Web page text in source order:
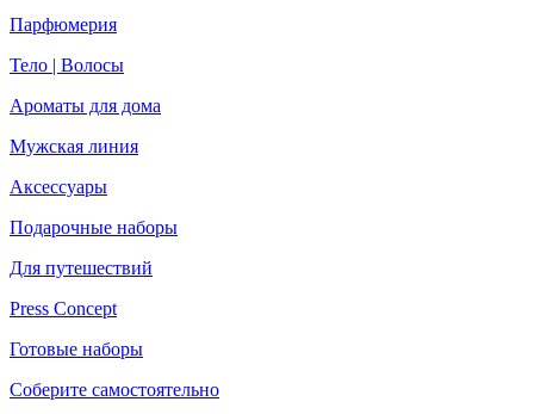
Парфюмерия
Тело | Волосы
Ароматы для дома
Мужская линия
Аксессуары
Подарочные наборы
Для путешествий
Press Concept
Готовые наборы
Соберите самостоятельно